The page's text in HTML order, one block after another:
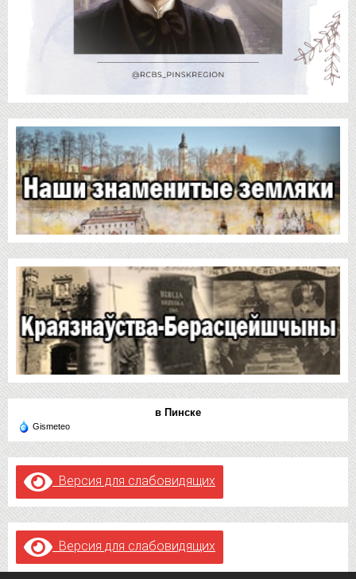
в Пинске
Gismeteo
Версия для слабовидящих
Версия для слабовидящих